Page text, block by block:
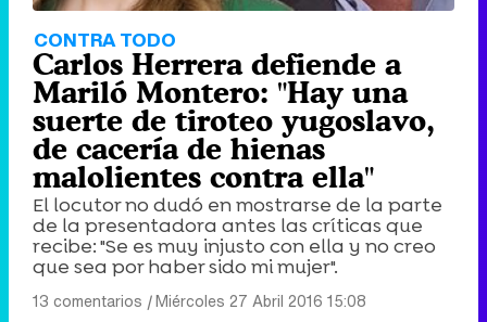
CONTRA TODO
Carlos Herrera defiende a
Mariló Montero: "Hay una
suerte de tiroteo yugoslavo,
de cacería de hienas
malolientes contra ella"
El locutor no dudó en mostrarse de la parte
de la presentadora antes las críticas que
recibe: "Se es muy injusto con ella y no creo
que sea por haber sido mi mujer".
13 comentarios |Miércoles 27 Abril 2016 15:08